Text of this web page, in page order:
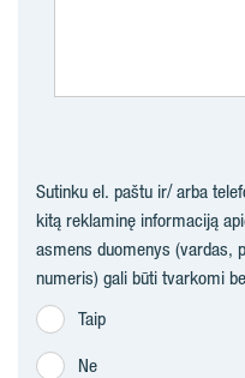
Sutinku el. paštu ir/ arba
kitą reklaminę informaciją
asmens duomenys (vardas,
numeris) gali būti tvarkomi
Taip
Ne